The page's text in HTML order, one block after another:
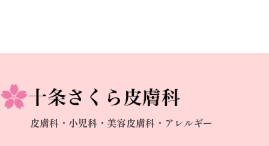
皮膚科・小児科・美容皮膚科・アレルギー